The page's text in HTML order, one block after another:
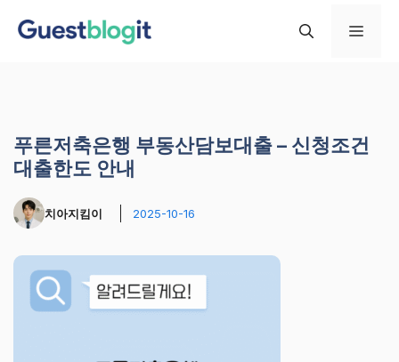
메
푸른저축은행 부동산담보대출 – 신청조건
대출한도 안내
치아지킴이 2025-10-16